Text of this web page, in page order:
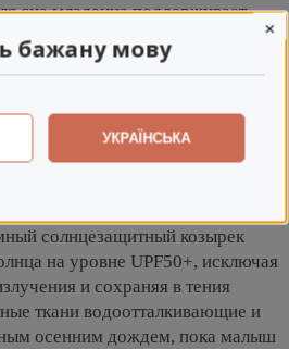
сна младенца поддерживает
в ровном положении. Высокие
трехточечные ремни
и защищенное
подголовник Tri-Protec
положение шею и голову,
солнцезащитный козырек
на уровне UPF50+, исключая
и сохраняя в тения
ткани водоотталкивающие и
осенним дождем, пока малыш
бажану мову
×
УКРАЇНСЬКА